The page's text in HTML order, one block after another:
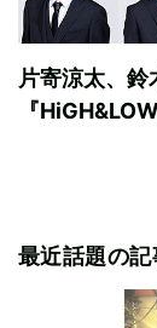
片寄涼太、
『
最近話題の記